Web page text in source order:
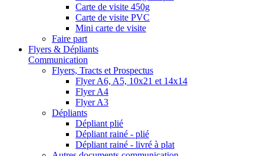
Carte de visite 450g
Carte de visite PVC
Mini carte de visite
Faire part
Flyers & Dépliants
Communication
Flyers, Tracts et Prospectus
Flyer A6, A5, 10x21 et 14x14
Flyer A4
Flyer A3
Dépliants
Dépliant plié
Dépliant rainé - plié
Dépliant rainé - livré à plat